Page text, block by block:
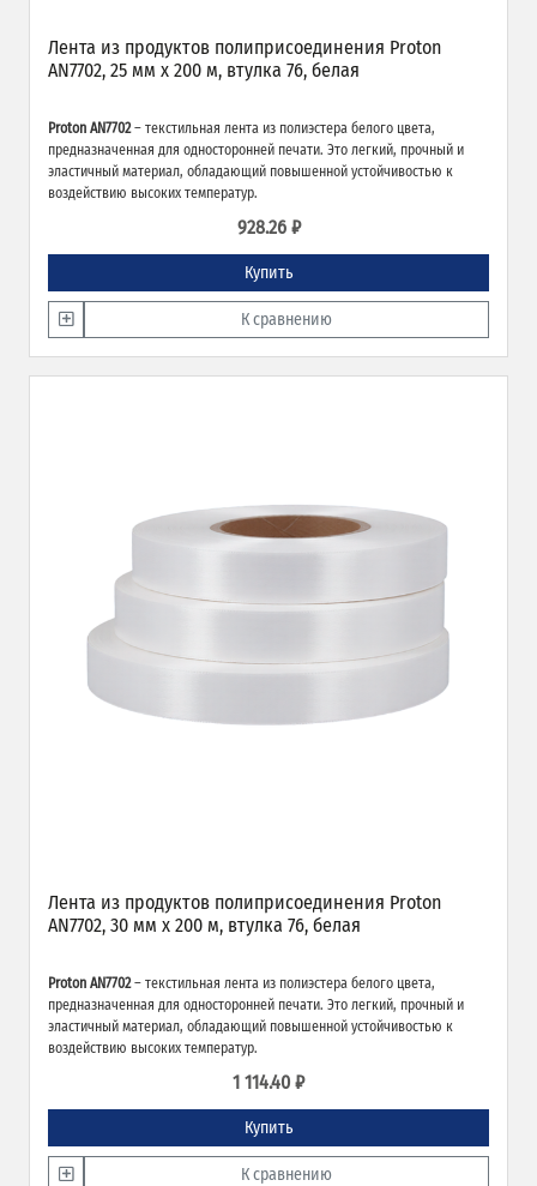
Лента из продуктов полиприсоединения Proton
AN7702, 25 мм х 200 м, втулка 76, белая
Proton AN7702– текстильная лента из полиэстера белого цвета,
предназначенная для односторонней печати. Это легкий, прочный и
эластичный материал, обладающий повышенной устойчивостью к
воздействию высоких температур.
928.26 ₽
Купить
К сравнению
Лента из продуктов полиприсоединения Proton
AN7702, 30 мм х 200 м, втулка 76, белая
Proton AN7702– текстильная лента из полиэстера белого цвета,
предназначенная для односторонней печати. Это легкий, прочный и
эластичный материал, обладающий повышенной устойчивостью к
воздействию высоких температур.
1 114.40 ₽
Купить
К сравнению